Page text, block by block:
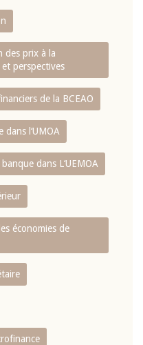
des prix à la
et perspectives
de la BCEAO
l‘UMOA
dans L‘UEMOA
économies de